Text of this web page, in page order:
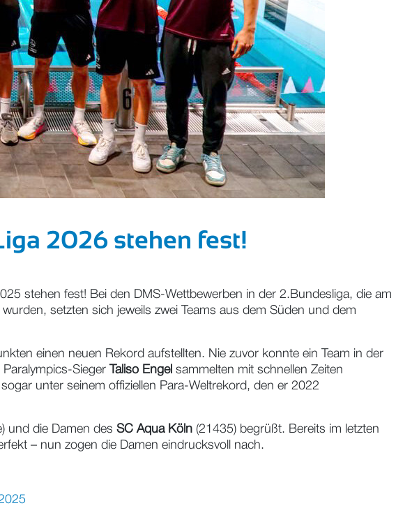
2026 stehen fest!
stehen fest! Bei den DMS-Wettbewerben in der 2.Bundesliga, die am
setzten sich jeweils zwei Teams aus dem Süden und dem
einen neuen Rekord aufstellten. Nie zuvor konnte ein Team in der
Sieger Taliso Engel sammelten mit schnellen Zeiten
unter seinem offiziellen Para-Weltrekord, den er 2022
und die Damen des SC Aqua Köln (21435) begrüßt. Bereits im letzten
– nun zogen die Damen eindrucksvoll nach.